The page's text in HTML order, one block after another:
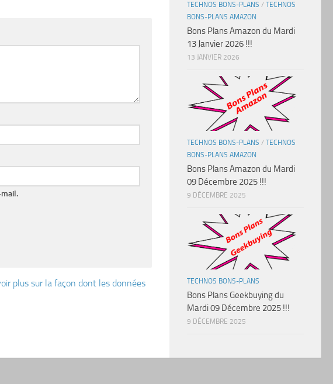
plus sur la façon dont les données
TECHNOS BONS-PLANS / TECHNOS
BONS-PLANS AMAZON
Bons Plans Amazon du Mardi
13 Janvier 2026 !!!
13 JANVIER 2026
TECHNOS BONS-PLANS / TECHNOS
BONS-PLANS AMAZON
Bons Plans Amazon du Mardi
09 Décembre 2025 !!!
9 DÉCEMBRE 2025
TECHNOS BONS-PLANS
Bons Plans Geekbuying du
Mardi 09 Décembre 2025 !!!
9 DÉCEMBRE 2025